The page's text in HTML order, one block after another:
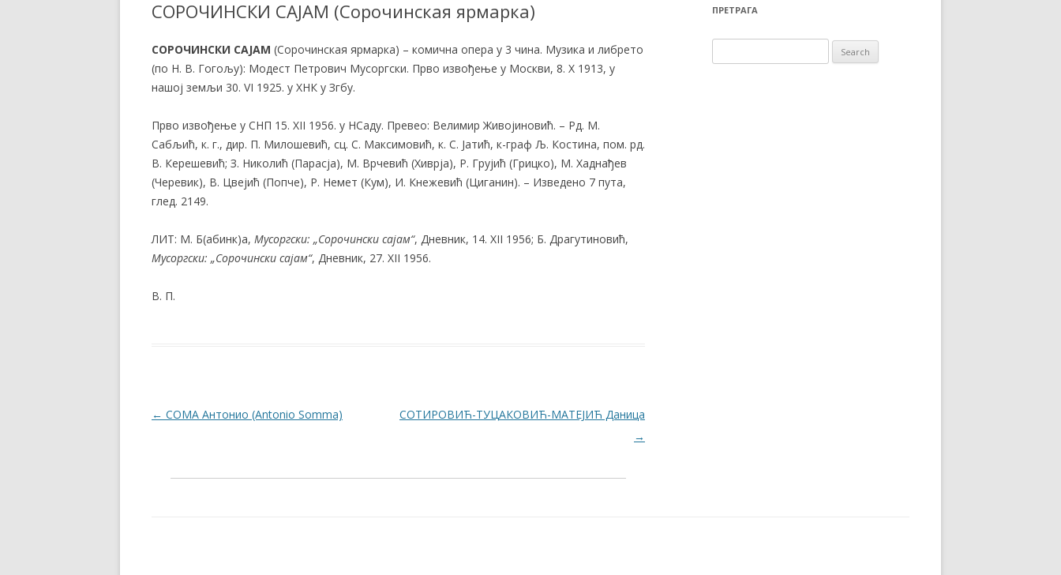
СОРОЧИНСКИ САЈАМ (Сорочинская ярмарка)
СОРОЧИНСКИ САЈАМ (Сорочинская ярмарка) – комична опера у 3 чина. Музика и либрето
(по Н. В. Гогољу): Модест Петрович Мусоргски. Прво извођење у Москви, 8. X 1913, у
нашој земљи 30. VI 1925. у ХНК у Згбу.
Прво извођење у СНП 15. XII 1956. у НСаду. Превео: Велимир Живојиновић. – Рд. М.
Сабљић, к. г., дир. П. Милошевић, сц. С. Максимовић, к. С. Јатић, к-граф Љ. Костина, пом. рд.
В. Керешевић; З. Николић (Парасја), М. Врчевић (Хиврја), Р. Грујић (Грицко), М. Хаднађев
(Черевик), В. Цвејић (Попче), Р. Немет (Кум), И. Кнежевић (Циганин). – Изведено 7 пута,
глед. 2149.
ЛИТ: М. Б(абинк)а, Мусоргски: „Сорочински сајам“, Дневник, 14. XII 1956; Б. Драгутиновић,
Мусоргски: „Сорочински сајам“, Дневник, 27. XII 1956.
В. П.
Post navigation
← СОМА Антонио (Antonio Somma)
СОТИРОВИЋ-ТУЦАКОВИЋ-МАТЕЈИЋ Даница
→
ПРЕТРАГА